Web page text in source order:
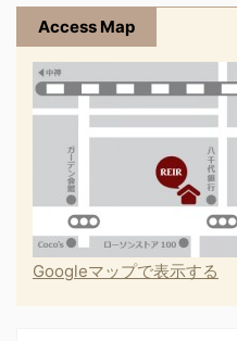
Access Map
Googleマップで表示する